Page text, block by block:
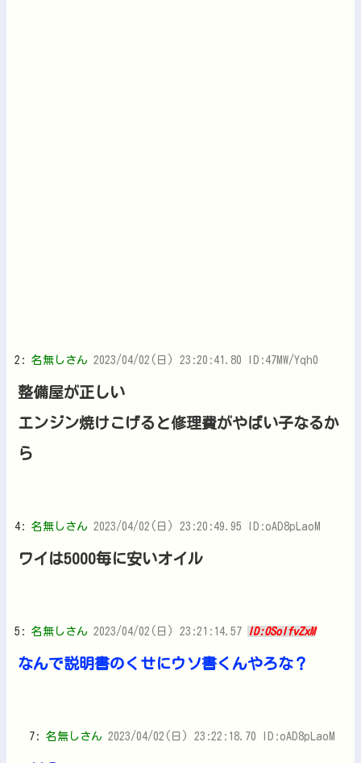
2: 名無しさん 2023/04/02(日) 23:20:41.80 ID:47MW/Yqh0
整備屋が正しい
エンジン焼けこげると修理費がやばい子なるか
ら
4: 名無しさん 2023/04/02(日) 23:20:49.95 ID:oAD8pLaoM
ワイは5000毎に安いオイル
5: 名無しさん 2023/04/02(日) 23:21:14.57 ID:0SolfvZxM
なんで説明書のくせにウソ書くんやろな？
7: 名無しさん 2023/04/02(日) 23:22:18.70 ID:oAD8pLaoM